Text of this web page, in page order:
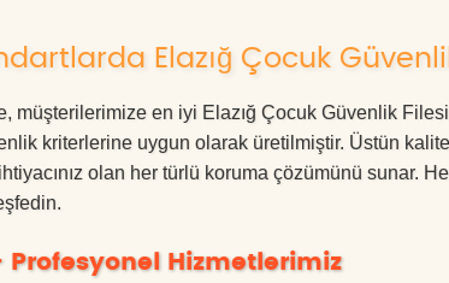
Elazığ Çocuk
müşterilerimize en iyi Elazığ Çocuk Güvenlik
kriterlerine uygun olarak üretilmiştir. Üstün
olan her türlü koruma çözümünü sunar.
Profesyonel Hizmetlerimiz